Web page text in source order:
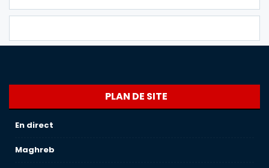
PLAN DE SITE
En direct
Maghreb